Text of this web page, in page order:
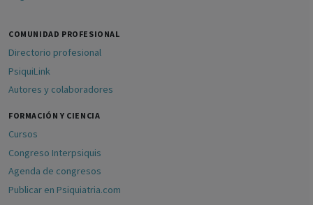
COMUNIDAD PROFESIONAL
Directorio profesional
PsiquiLink
Autores y colaboradores
FORMACIÓN Y CIENCIA
Cursos
Congreso Interpsiquis
Agenda de congresos
Publicar en Psiquiatria.com